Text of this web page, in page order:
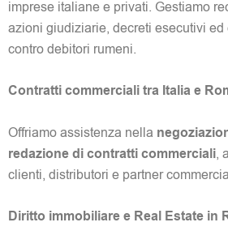
imprese italiane e privati. Gestiamo
azioni giudiziarie, decreti esecutivi
contro debitori rumeni.
Contratti commerciali tra Italia e
Offriamo assistenza nella
redazione di contratti commerciali,
clienti, distributori e partner
Diritto immobiliare e Real Estate in